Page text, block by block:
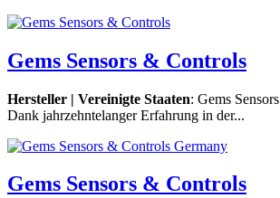
Gems Sensors & Controls
Hersteller | Vereinigte Staaten: Gems
Dank jahrzehntelanger Erfahrung in der...
Gems Sensors & Controls